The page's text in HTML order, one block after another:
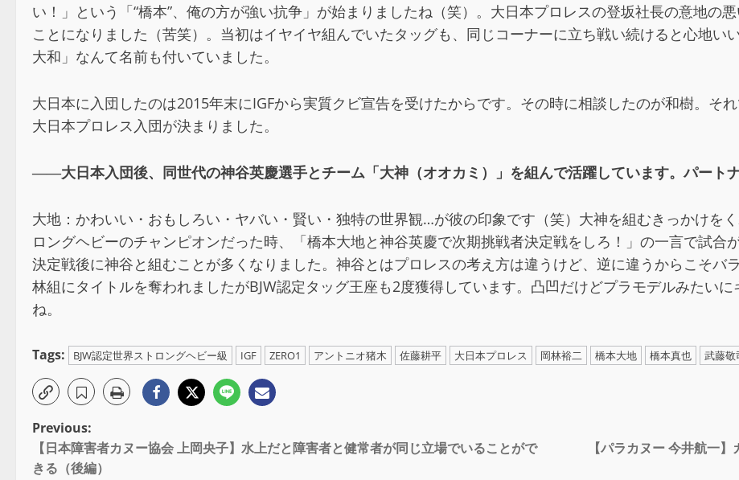
い！」という「“橋本”、俺の方が強い抗争」が始まりましたね（笑）。大日本プロレスの登坂社長の意地の
ことになりました（苦笑）。当初はイヤイヤ組んでいたタッグも、同じコーナーに立ち戦い続けると心地い
大和」なんて名前も付いていました。
大日本に入団したのは2015年末にIGFから実質クビ宣告を受けたからです。その時に相談したのが和樹。そ
大日本プロレス入団が決まりました。
――大日本入団後、同世代の神谷英慶選手とチーム「大神（オオカミ）」を組んで活躍しています。パート
大地：かわいい・おもしろい・ヤバい・賢い・独特の世界観…が彼の印象です（笑）大神を組むきっかけを
ロングヘビーのチャンピオンだった時、「橋本大地と神谷英慶で次期挑戦者決定戦をしろ！」の一言で試合
決定戦後に神谷と組むことが多くなりました。神谷とはプロレスの考え方は違うけど、逆に違うからこそバ
林組にタイトルを奪われましたがBJW認定タッグ王座も2度獲得しています。凸凹だけどプラモデルみたい
ね。
Tags: BJW認定世界ストロングヘビー級 IGF ZERO1 アントニオ猪木 佐藤耕平 大日本プロレス 岡林裕二 橋本大地 橋本真也 武藤敬
Previous:
【日本障害者カヌー協会 上岡央子】水上だと障害者と健常者が同じ立場でいることがで
きる（後編）
【パラカヌー 今井航一